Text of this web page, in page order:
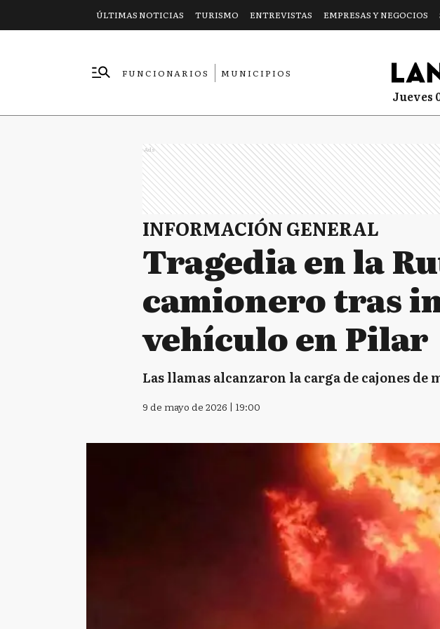
ÚLTIMAS NOTICIAS TURISMO ENTREVISTAS EMPRESAS Y NEGOCIOS
FUNCIONARIOS
MUNICIPIOS
jueves
Ads
INFORMACIÓN GENERAL
Tragedia en la
camionero tras
vehículo en Pilar
Las llamas alcanzaron la carga de cajones de
9 de mayo de 2026 | 19:00